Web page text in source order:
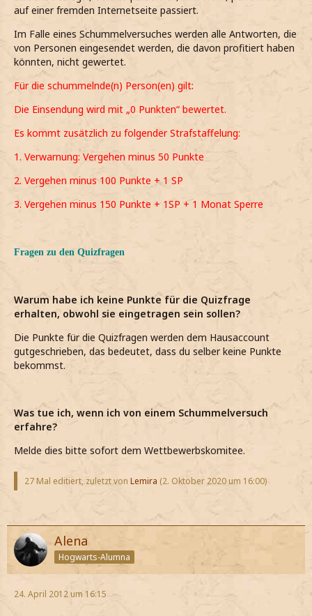
auf einer fremden Internetseite passiert.
Im Falle eines Schummelversuches werden alle Antworten, die
von Personen eingesendet werden, die davon profitiert haben
könnten, nicht gewertet.
Für die schummelnde(n) Person(en) gilt:
Die Einsendung wird mit „0 Punkten“ bewertet.
Es kommt zusätzlich zu folgender Strafstaffelung:
1. Verwarnung: Vergehen minus 50 Punkte
2. Vergehen minus 100 Punkte + 1 SP
3. Vergehen minus 150 Punkte + 1SP + 1 Monat Sperre
Fragen zu den Quizfragen
Warum habe ich keine Punkte für die Quizfrage
erhalten, obwohl sie eingetragen sein sollen?
Die Punkte für die Quizfragen werden dem Hausaccount
gutgeschrieben, das bedeutet, dass du selber keine Punkte
bekommst.
Was tue ich, wenn ich von einem Schummelversuch
erfahre?
Melde dies bitte sofort dem Wettbewerbskomitee.
27 Mal editiert, zuletzt von Lemira (2. Oktober 2020 um 16:00)
Alena
Hogwarts-Alumna
24. April 2012 um 16:15